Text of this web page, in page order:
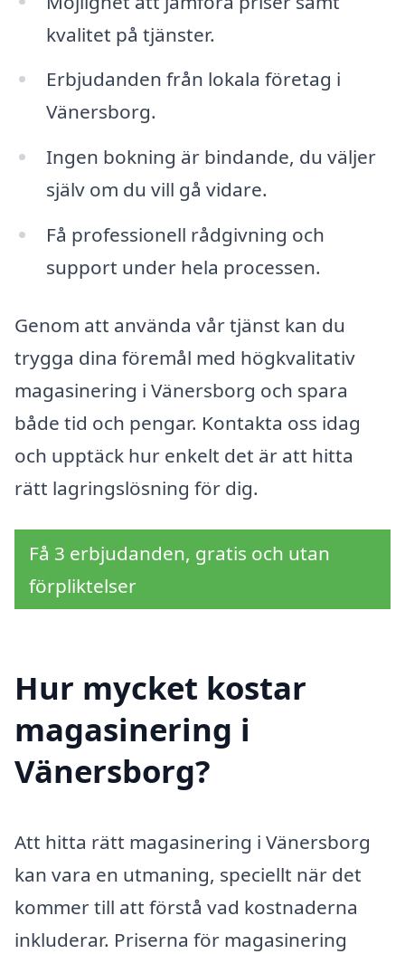
kvalitet på tjänster.
Erbjudanden från lokala företag i
Vänersborg.
Ingen bokning är bindande, du väljer
själv om du vill gå vidare.
Få professionell rådgivning och
support under hela processen.
Genom att använda vår tjänst kan du
trygga dina föremål med högkvalitativ
magasinering i Vänersborg och spara
både tid och pengar. Kontakta oss idag
och upptäck hur enkelt det är att hitta
rätt lagringslösning för dig.
Få 3 erbjudanden, gratis och utan
förpliktelser
Hur mycket kostar
magasinering i
Vänersborg?
Att hitta rätt magasinering i Vänersborg
kan vara en utmaning, speciellt när det
kommer till att förstå vad kostnaderna
inkluderar. Priserna för magasinering